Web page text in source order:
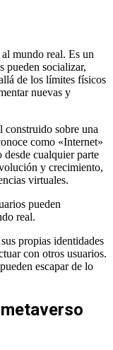
mundo real. Es un
pueden socializar,
de los límites físicos
nuevas y
construido sobre una
como «Internet»
desde cualquier parte
y crecimiento,
virtuales.
pueden
real.
propias identidades
con otros usuarios.
escapar de lo